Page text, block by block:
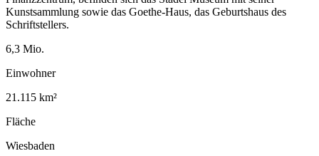
Kunstsammlung sowie das Goethe-Haus, das Geburtshaus des
Schriftstellers.
6,3 Mio.
Einwohner
21.115 km²
Fläche
Wiesbaden